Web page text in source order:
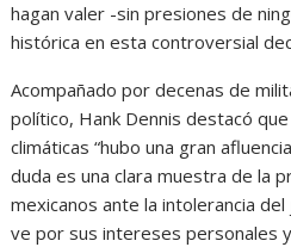
hagan valer -sin presiones de
histórica en esta controversial
Acompañado por decenas de
político, Hank Dennis destacó
climáticas “hubo una gran
duda es una clara muestra de la
mexicanos ante la intolerancia
ve por sus intereses personales